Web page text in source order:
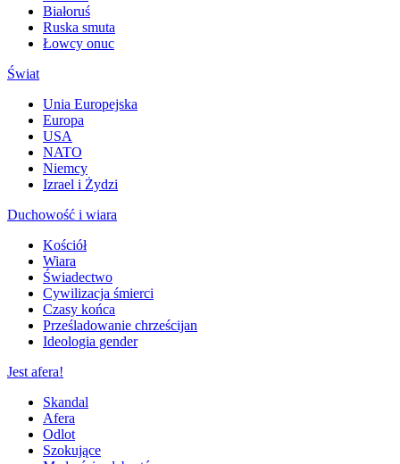
Białoruś
Ruska smuta
Łowcy onuc
Świat
Unia Europejska
Europa
USA
NATO
Niemcy
Izrael i Żydzi
Duchowość i wiara
Kościół
Wiara
Świadectwo
Cywilizacja śmierci
Czasy końca
Prześladowanie chrześcijan
Ideologia gender
Jest afera!
Skandal
Afera
Odlot
Szokujące